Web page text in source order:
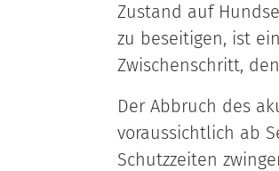
Zustand auf
zu beseitigen, ist
Zwischenschritt,
Der Abbruch des
voraussichtlich ab
Schutzzeiten